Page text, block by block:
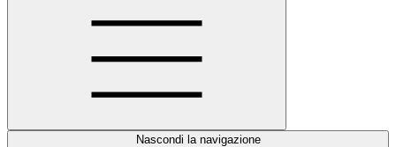
Nascondi la navigazione